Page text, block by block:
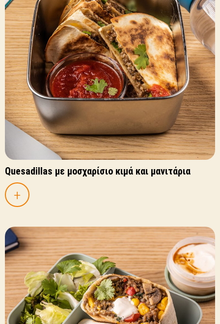
Quesadillas με μοσχαρίσιο κιμά και μανιτάρια
+